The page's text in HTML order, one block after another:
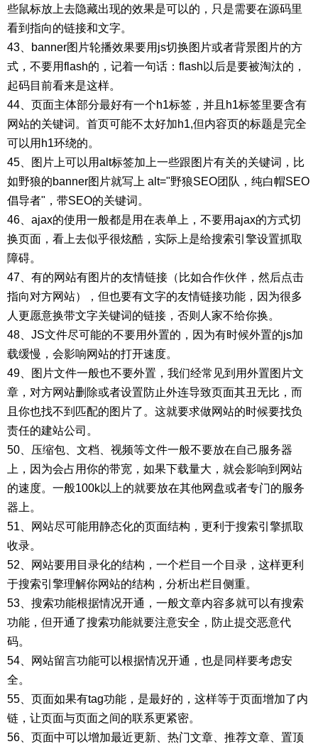
些鼠标放上去隐藏出现的效果是可以的，只是需要在源码里
看到指向的链接和文字。
43、banner图片轮播效果要用js切换图片或者背景图片的方
式，不要用flash的，记着一句话：flash以后是要被淘汰的，
起码目前看来是这样。
44、页面主体部分最好有一个h1标签，并且h1标签里要含有
网站的关键词。首页可能不太好加h1,但内容页的标题是完全
可以用h1环绕的。
45、图片上可以用alt标签加上一些跟图片有关的关键词，比
如野狼的banner图片就写上 alt="野狼SEO团队，纯白帽SEO
倡导者"，带SEO的关键词。
46、ajax的使用一般都是用在表单上，不要用ajax的方式切
换页面，看上去似乎很炫酷，实际上是给搜索引擎设置抓取
障碍。
47、有的网站有图片的友情链接（比如合作伙伴，然后点击
指向对方网站），但也要有文字的友情链接功能，因为很多
人更愿意换带文字关键词的链接，否则人家不给你换。
48、JS文件尽可能的不要用外置的，因为有时候外置的js加
载缓慢，会影响网站的打开速度。
49、图片文件一般也不要外置，我们经常见到用外置图片文
章，对方网站删除或者设置防止外连导致页面其丑无比，而
且你也找不到匹配的图片了。这就要求做网站的时候要找负
责任的建站公司。
50、压缩包、文档、视频等文件一般不要放在自己服务器
上，因为会占用你的带宽，如果下载量大，就会影响到网站
的速度。一般100k以上的就要放在其他网盘或者专门的服务
器上。
51、网站尽可能用静态化的页面结构，更利于搜索引擎抓取
收录。
52、网站要用目录化的结构，一个栏目一个目录，这样更利
于搜索引擎理解你网站的结构，分析出栏目侧重。
53、搜索功能根据情况开通，一般文章内容多就可以有搜索
功能，但开通了搜索功能就要注意安全，防止提交恶意代
码。
54、网站留言功能可以根据情况开通，也是同样要考虑安
全。
55、页面如果有tag功能，是最好的，这样等于页面增加了内
链，让页面与页面之间的联系更紧密。
56、页面中可以增加最近更新、热门文章、推荐文章、置顶